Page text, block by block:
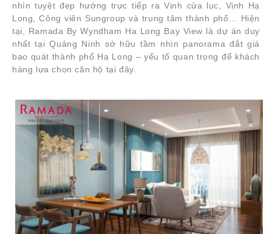
nhìn tuyệt đẹp hướng trực tiếp ra Vịnh cửa lục, Vịnh Hạ
Long, Công viên Sungroup và trung tâm thành phố… Hiện
tại, Ramada By Wyndham Ha Long Bay View là dự án duy
nhất tại Quảng Ninh sở hữu tầm nhìn panorama đắt giá
bao quát thành phố Hạ Long – yếu tố quan trọng để khách
hàng lựa chọn căn hộ tại đây.